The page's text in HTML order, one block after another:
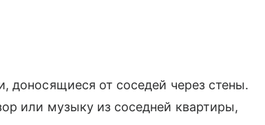
доносящиеся от соседей через стены.
или музыку из соседней квартиры,